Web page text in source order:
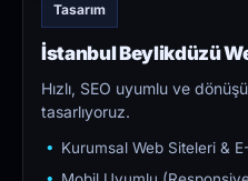
Tasarım
İstanbul Beylikdüzü
Hızlı, SEO uyumlu ve
tasarlıyoruz.
Kurumsal Web Siteleri &